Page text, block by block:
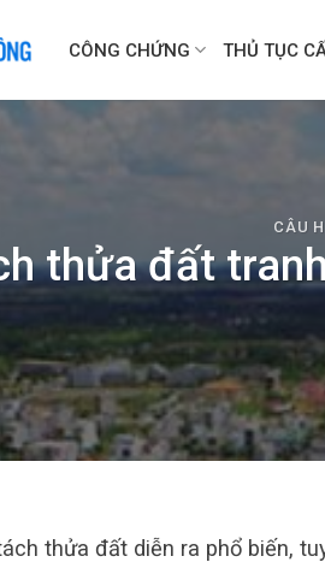
CÔNG CHỨNG THỦ TỤC
CÂU
thửa đất
thửa đất diễn ra phổ biến,